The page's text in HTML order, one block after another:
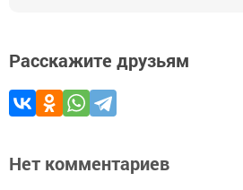
Расскажите друзьям
Нет комментариев